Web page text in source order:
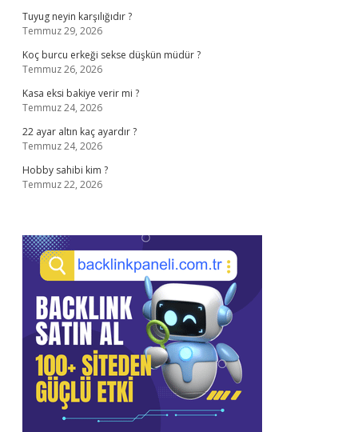
Tuyug neyin karşılığıdır ?
Temmuz 29, 2026
Koç burcu erkeği sekse düşkün müdür ?
Temmuz 26, 2026
Kasa eksi bakiye verir mi ?
Temmuz 24, 2026
22 ayar altın kaç ayardır ?
Temmuz 24, 2026
Hobby sahibi kim ?
Temmuz 22, 2026